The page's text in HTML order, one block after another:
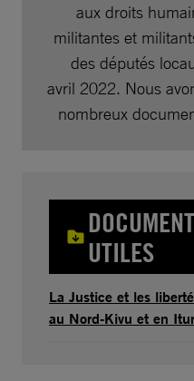
aux droits
militantes et
des députés
avril 2022. Nous
nombreux
UTILES
La Justice et les
au Nord-Kivu et en